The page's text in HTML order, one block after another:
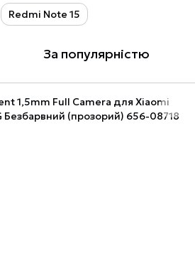
Redmi Note 15
За популярністю